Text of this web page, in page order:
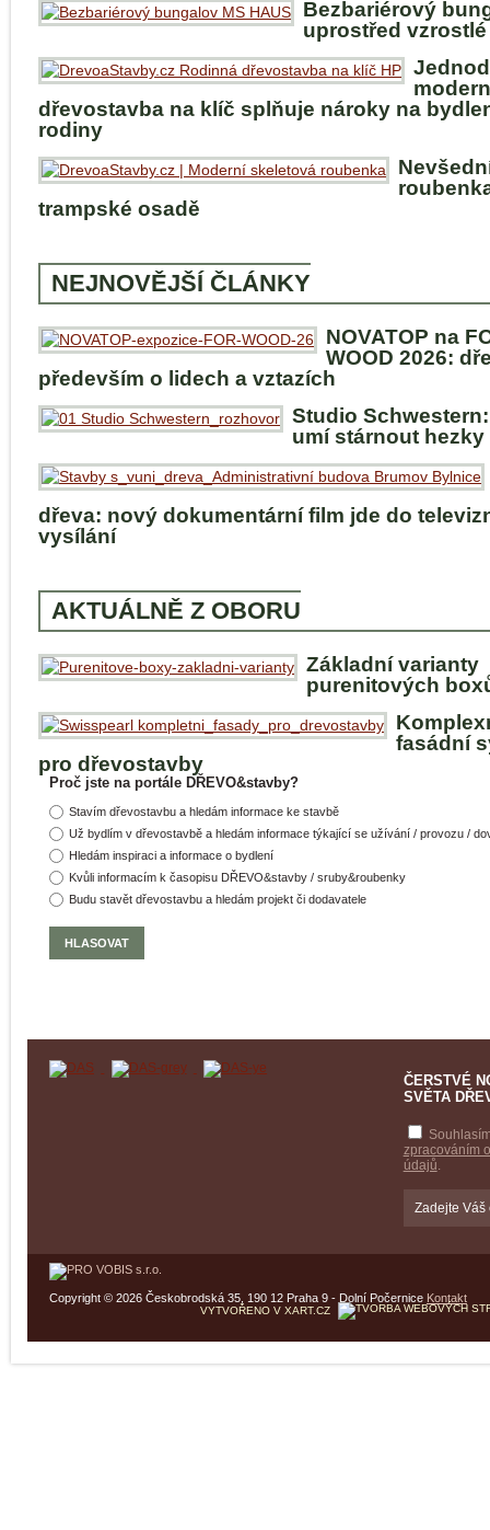
Bezbariérový
uprostřed
dřevostavba na klíč splňuje nároky na
rodiny
trampské osadě
NEJNOVĚJŠÍ ČLÁNKY
NOVATOP na
WOOD 2026:
především o lidech a vztazích
Studio
umí stárnout hezky
dřeva: nový dokumentární film jde do
vysílání
AKTUÁLNĚ Z OBORU
Základní varianty
purenitových
fasádní
pro dřevostavby
Proč jste na portále DŘEVO&stavby?
Stavím dřevostavbu a hledám informace ke stavbě
Už bydlím v dřevostavbě a hledám informace týkající se užívání / provozu /
Hledám inspiraci a informace o bydlení
Kvůli informacím k časopisu DŘEVO&stavby / sruby&roubenky
Budu stavět dřevostavbu a hledám projekt či dodavatele
ČERSTVÉ
SVĚTA
zpracováním
údajů
Copyright © 2026 Českobrodská 35, 190 12 Praha 9 - Dolní Počernice Kontakt
VYTVOŘENO V XART.CZ